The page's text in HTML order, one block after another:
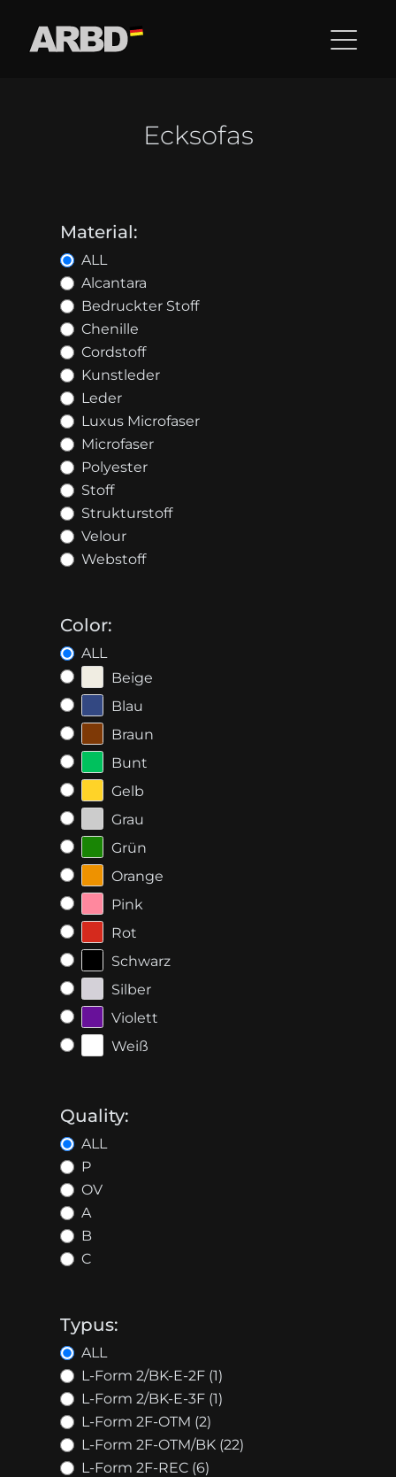
Ecksofas
Material:
ALL
Alcantara
Bedruckter Stoff
Chenille
Cordstoff
Kunstleder
Leder
Luxus Microfaser
Microfaser
Polyester
Stoff
Strukturstoff
Velour
Webstoff
Color:
ALL
Beige
Blau
Braun
Bunt
Gelb
Grau
Grün
Orange
Pink
Rot
Schwarz
Silber
Violett
Weiß
Quality:
ALL
P
OV
A
B
C
Typus:
ALL
L-Form 2/BK-E-2F (1)
L-Form 2/BK-E-3F (1)
L-Form 2F-OTM (2)
L-Form 2F-OTM/BK (22)
L-Form 2F-REC (6)